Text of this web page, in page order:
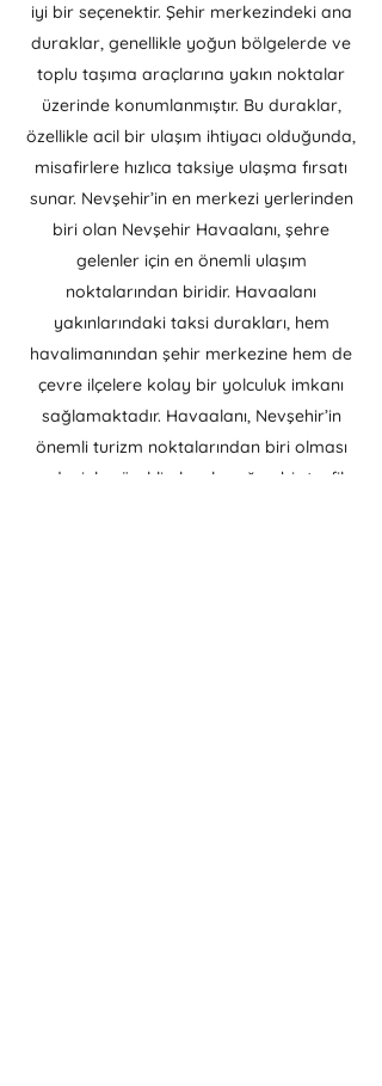
iyi bir seçenektir. Şehir merkezindeki ana
duraklar, genellikle yoğun bölgelerde ve
toplu taşıma araçlarına yakın noktalar
üzerinde konumlanmıştır. Bu duraklar,
özellikle acil bir ulaşım ihtiyacı olduğunda,
misafirlere hızlıca taksiye ulaşma fırsatı
sunar. Nevşehir’in en merkezi yerlerinden
biri olan Nevşehir Havaalanı, şehre
gelenler için en önemli ulaşım
noktalarından biridir. Havaalanı
yakınlarındaki taksi durakları, hem
havalimanından şehir merkezine hem de
çevre ilçelere kolay bir yolculuk imkanı
sağlamaktadır. Havaalanı, Nevşehir’in
önemli turizm noktalarından biri olması
nedeniyle sürekli olarak yoğun bir trafik